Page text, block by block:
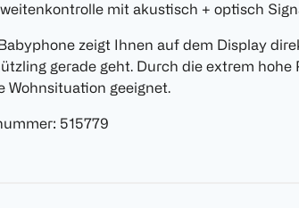
mit akustisch + optisch
zeigt Ihnen auf dem Display
gerade geht. Durch die extrem hohe
Wohnsituation geeignet.
: 515779